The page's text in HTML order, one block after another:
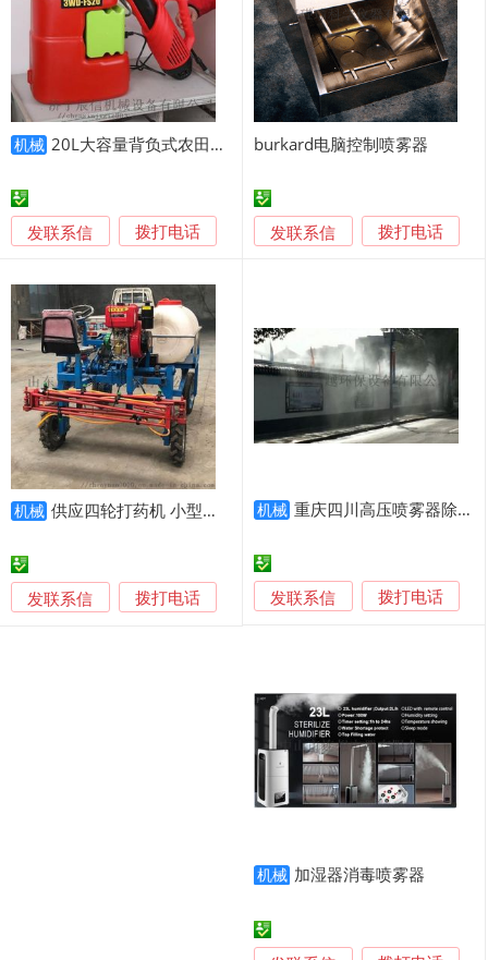
机械 20L大容量背负式农田果园消 虫喷雾器
发联系信 拨打电话
burkard电脑控制喷雾器
发联系信 拨打电话
机械 供应四轮打药机 小型自走式喷雾器 打药机厂家
发联系信 拨打电话
机械 重庆四川高压喷雾器除尘水泥厂 环能德越信誉保证
发联系信 拨打电话
机械 加湿器消毒喷雾器